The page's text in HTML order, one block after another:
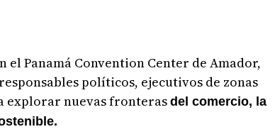
el Panamá Convention Center de Amador,
políticos, ejecutivos de zonas
explorar nuevas fronterasdel comercio, la